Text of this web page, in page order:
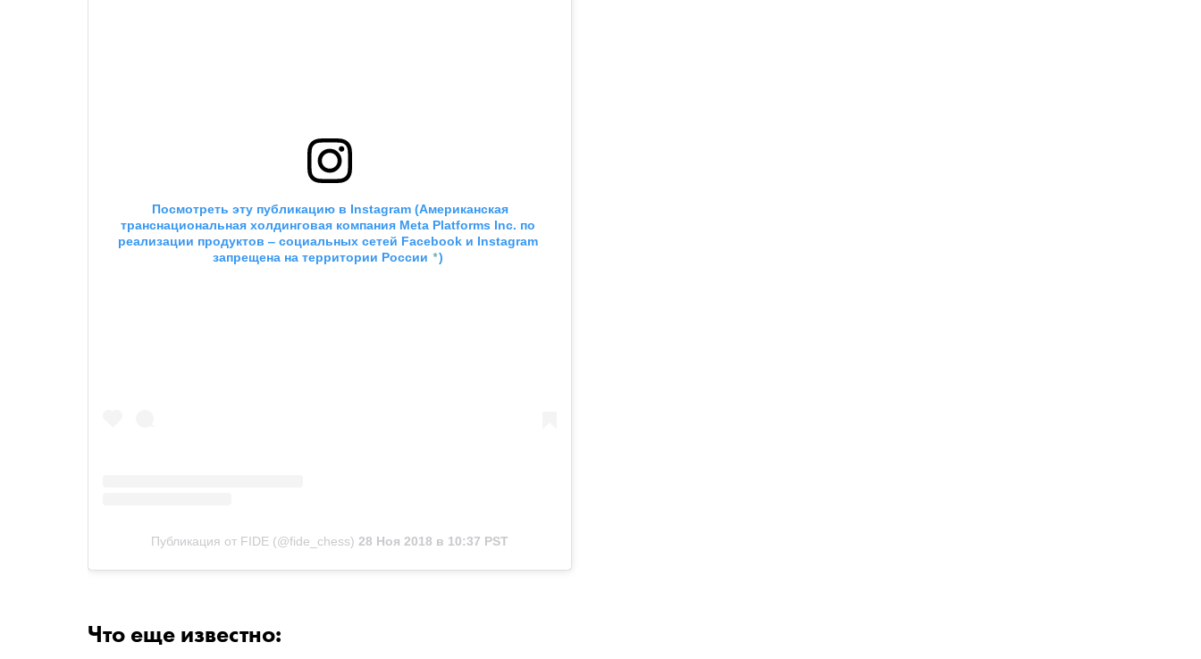
Посмотреть эту публикацию в Instagram (Американская
транснациональная холдинговая компания Meta Platforms Inc. по
реализации продуктов ‒ социальных сетей Facebook и Instagram
запрещена на территории России *)
Публикация от FIDE (@fide_chess) 28 Ноя 2018 в 10:37 PST
Что еще известно: